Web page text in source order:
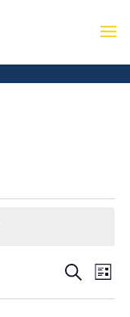
Zoeken
Lijst